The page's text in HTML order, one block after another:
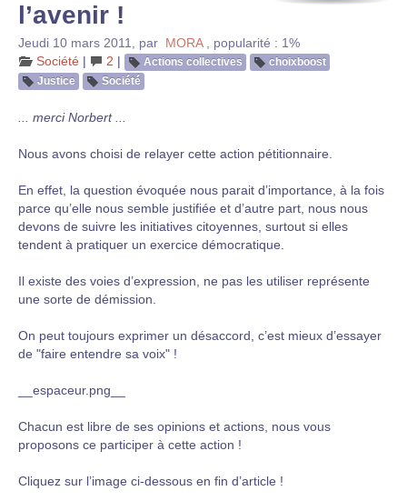
l’avenir !
Jeudi 10 mars 2011 par MORA
popularité : 1%
Société | 2 | Actions collectives
choixboost
Justice
Société
... merci Norbert ...
Nous avons choisi de relayer cette action pétitionnaire.
En effet, la question évoquée nous parait d’importance, à la fois
parce qu’elle nous semble justifiée et d’autre part, nous nous
devons de suivre les initiatives citoyennes, surtout si elles
tendent à pratiquer un exercice démocratique.
Il existe des voies d’expression, ne pas les utiliser représente
une sorte de démission.
On peut toujours exprimer un désaccord, c’est mieux d’essayer
de "faire entendre sa voix" !
__espaceur.png__
Chacun est libre de ses opinions et actions, nous vous
proposons ce participer à cette action !
Cliquez sur l’image ci-dessous en fin d’article !